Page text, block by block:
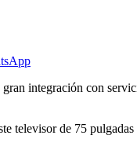
integración con
de 75 pulgadas